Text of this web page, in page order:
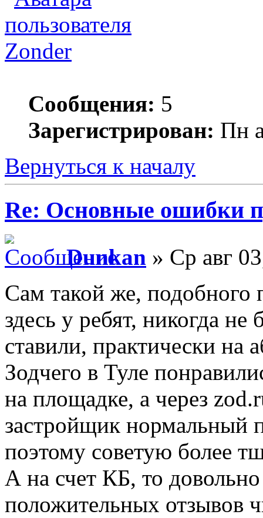
Zonder
Сообщения: 5
Зарегистрирован: Пн
Вернуться к началу
Re: Основные ошибки
Dunkan » Ср авг
Сам такой же, подобного
здесь у ребят, никогда
ставили, практически на
Зодчего в Туле
на площадке, а через
застройщик нормальный
поэтому советую более
А на счет КБ, то
положительных отзывов